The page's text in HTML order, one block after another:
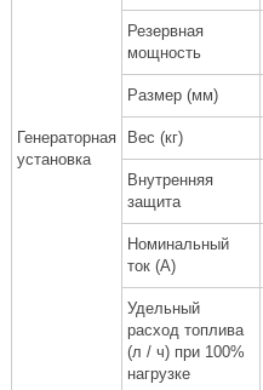
Генераторная
установка
Резервная
мощность
Размер (мм)
Вес (кг)
Внутренняя
защита
Номинальный
ток (A)
Удельный
расход топлива
(л / ч) при 100%
нагрузке